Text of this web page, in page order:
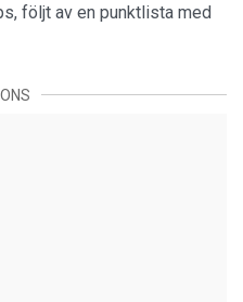
följt av en punktlista med